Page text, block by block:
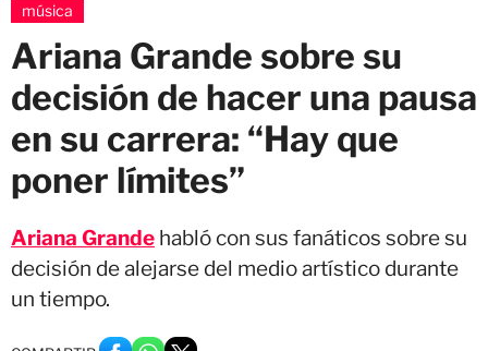
música
Ariana Grande sobre su
decisión de hacer una pausa
en su carrera: “Hay que
poner límites”
Ariana Grande habló con sus fanáticos sobre su
decisión de alejarse del medio artístico durante
un tiempo.